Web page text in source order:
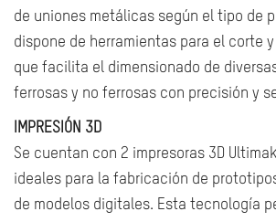
de uniones metálicas según el tipo de
dispone de herramientas para el corte
que facilita el dimensionado de
ferrosas y no ferrosas con precisión y
IMPRESIÓN 3D
Se cuentan con 2 impresoras 3D
ideales para la fabricación de
de modelos digitales. Esta tecnología